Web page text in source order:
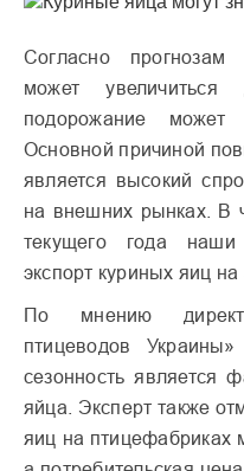
Согласно прогнозам
может
подорожание может
Основной причиной
является высокий
на внешних рынках. В
текущего года наши
экспорт куриных яиц на
По мнению
птицеводов
сезонность является
яйца. Эксперт также
яиц на птицефабриках